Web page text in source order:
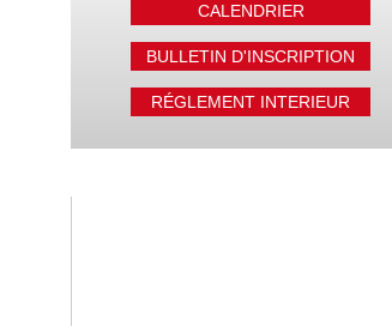
CALENDRIER
BULLETIN D'INSCRIPTION
RÉGLEMENT INTERIEUR